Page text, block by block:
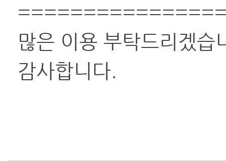
많은 이용 부탁드리겠습
감사합니다.